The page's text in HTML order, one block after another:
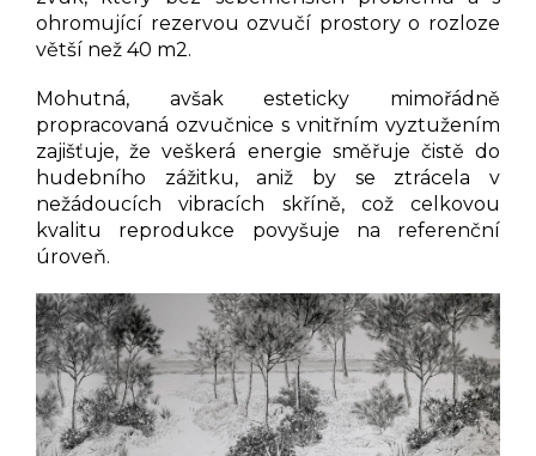
ohromující rezervou ozvučí prostory o rozloze
větší než 40 m2.
Mohutná, avšak esteticky mimořádně
propracovaná ozvučnice s vnitřním vyztužením
zajišťuje, že veškerá energie směřuje čistě do
hudebního zážitku, aniž by se ztrácela v
nežádoucích vibracích skříně, což celkovou
kvalitu reprodukce povyšuje na referenční
úroveň.